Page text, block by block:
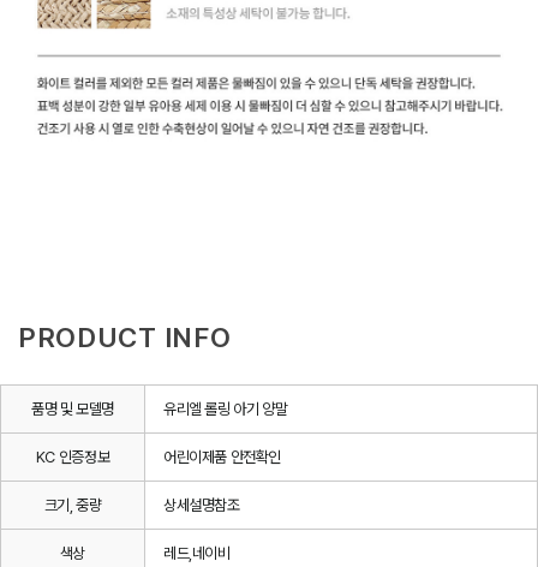
PRODUCT INFO
품명 및 모델명 유리엘 롤링 아기 양말
KC 인증정보 어린이제품 안전확인
크기, 중량 상세설명참조
색상 레드,네이비